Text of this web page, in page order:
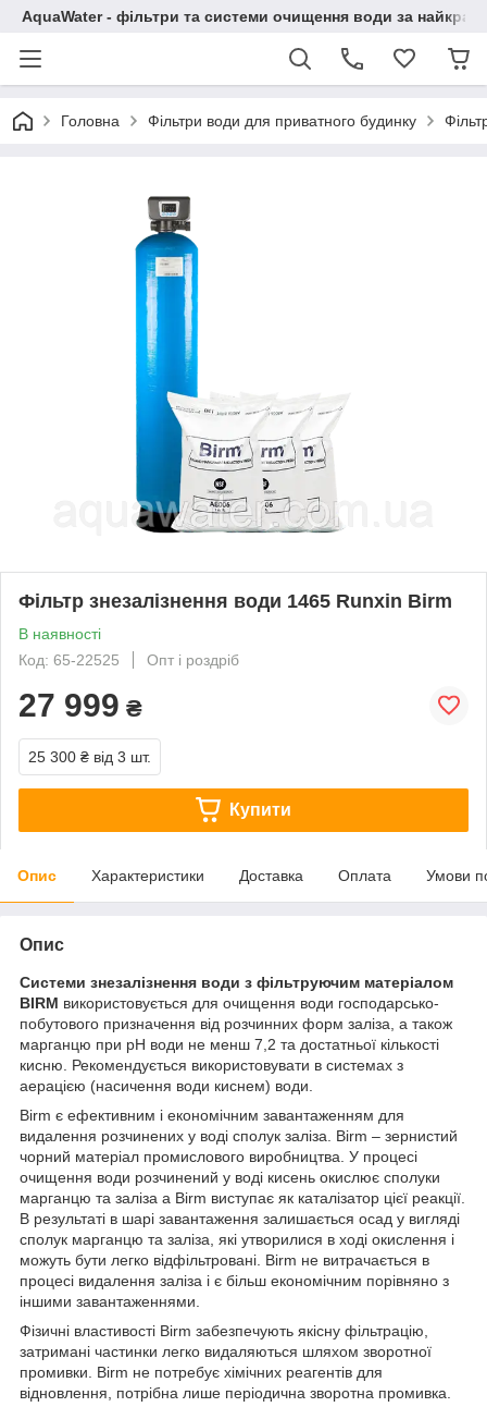
AquaWater - фільтри та системи очищення води за
Головна Фільтри води для приватного будинку
Фільтр знезалізнення води 1465 Runxin Birm
В наявності
Код: 65-22525
Опт і роздріб
27 999 ₴
25 300 ₴ від 3 шт.
Купити
Опис Характеристики Доставка Оплата Умови
Опис
Системи знезалізнення води з фільтруючим матеріалом
BIRM використовується для очищення води господарсько-
побутового призначення від розчинних форм заліза, а також
марганцю при рН води не менш 7,2 та достатньої кількості
кисню. Рекомендується використовувати в системах з
аерацією (насичення води киснем) води.
Birm є ефективним і економічним завантаженням для
видалення розчинених у воді сполук заліза. Birm – зернистий
чорний матеріал промислового виробництва. У процесі
очищення води розчинений у воді кисень окислює сполуки
марганцю та заліза а Birm виступає як каталізатор цієї реакції.
В результаті в шарі завантаження залишається осад у вигляді
сполук марганцю та заліза, які утворилися в ході окислення і
можуть бути легко відфільтровані. Birm не витрачається в
процесі видалення заліза і є більш економічним порівняно з
іншими завантаженнями.
Фізичні властивості Birm забезпечують якісну фільтрацію,
затримані частинки легко видаляються шляхом зворотної
промивки. Birm не потребує хімічних реагентів для
відновлення, потрібна лише періодична зворотна промивка.